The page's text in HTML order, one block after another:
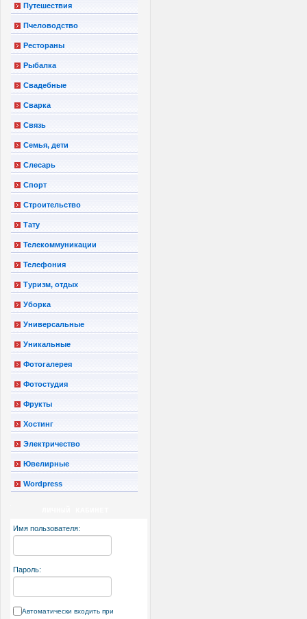
Путешествия
Пчеловодство
Рестораны
Рыбалка
Свадебные
Сварка
Связь
Семья, дети
Слесарь
Спорт
Строительство
Тату
Телекоммуникации
Телефония
Туризм, отдых
Уборка
Универсальные
Уникальные
Фотогалерея
Фотостудия
Фрукты
Хостинг
Электричество
Ювелирные
Wordpress
Имя пользователя:
Пароль:
Автоматически входить при